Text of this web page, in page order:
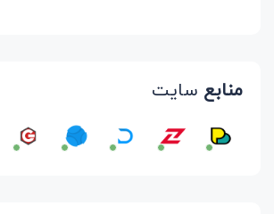
منابع سایت